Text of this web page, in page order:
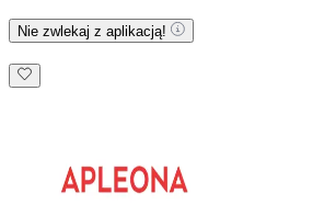
Nie zwlekaj z aplikacją!